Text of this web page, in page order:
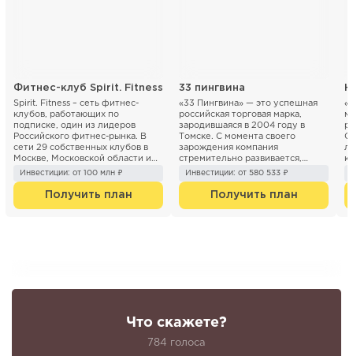
Фитнес-клуб Spirit. Fitness
Spirit. Fitness – сеть фитнес-
клубов, работающих по
подписке, один из лидеров
Российского фитнес-рынка. В
сети 29 собственных клубов в
Москве, Московской области и
Санкт- Петербурге. Компани...
Инвестиции: от 100 млн ₽
Получить план
33 пингвина
«33 Пингвина» — это успешная
российская торговая марка,
зародившаяся в 2004 году в
Томске. С момента своего
зарождения компания
стремительно развивается,
расширяя сеть кафе и точек п...
Инвестиции: от 580 533 ₽
Получить план
Что скажете?
784 голоса